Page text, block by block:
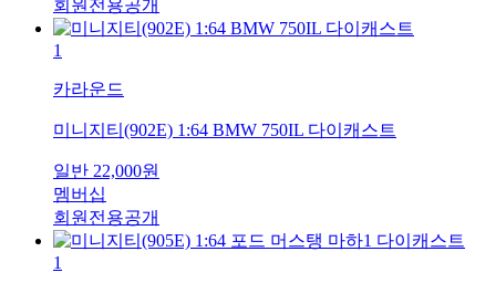
회원전용공개
1
카라운드
미니지티(902E) 1:64 BMW 750IL 다이캐스트
일반 22,000원
멤버십
회원전용공개
1